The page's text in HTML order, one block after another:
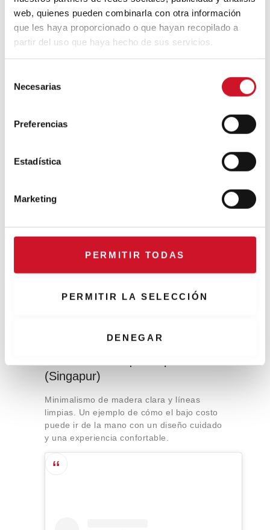
web, quienes pueden combinarla con otra información
que les haya proporcionado o que hayan recopilado a
partir del uso que haya hecho de sus servicios.
i
Necesarias
Preferencias
Estadística
Marketing
PERMITIR TODAS
PERMITIR LA SELECCIÓN
DENEGAR
manteniendo la esencia asequible.
(Singapur)
Minimalismo de madera clara y líneas
limpias. Un ejemplo de cómo el bajo costo
puede ir de la mano con un diseño cuidado
y una experiencia confortable.